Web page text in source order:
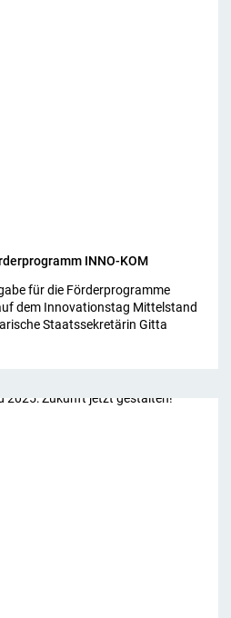
INNO-​KOM
für die Förderprogramme
dem Innovationstag Mittelstand
Staatssekretärin Gitta